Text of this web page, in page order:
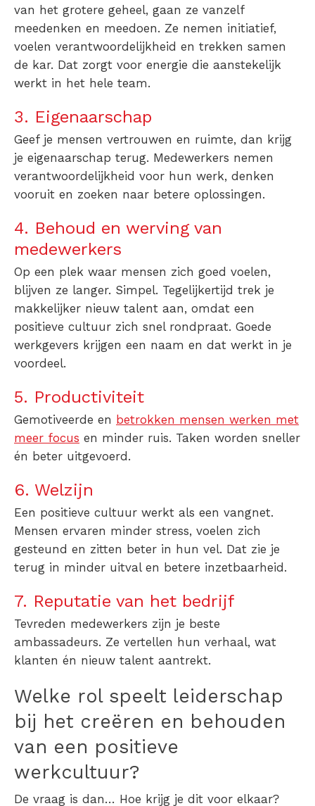
van het grotere geheel, gaan ze vanzelf
meedenken en meedoen. Ze nemen initiatief,
voelen verantwoordelijkheid en trekken samen
de kar. Dat zorgt voor energie die aanstekelijk
werkt in het hele team.
3. Eigenaarschap
Geef je mensen vertrouwen en ruimte, dan krijg
je eigenaarschap terug. Medewerkers nemen
verantwoordelijkheid voor hun werk, denken
vooruit en zoeken naar betere oplossingen.
4. Behoud en werving van
medewerkers
Op een plek waar mensen zich goed voelen,
blijven ze langer. Simpel. Tegelijkertijd trek je
makkelijker nieuw talent aan, omdat een
positieve cultuur zich snel rondpraat. Goede
werkgevers krijgen een naam en dat werkt in je
voordeel.
5. Productiviteit
Gemotiveerde en betrokken mensen werken met
meer focus en minder ruis. Taken worden sneller
én beter uitgevoerd.
6. Welzijn
Een positieve cultuur werkt als een vangnet.
Mensen ervaren minder stress, voelen zich
gesteund en zitten beter in hun vel. Dat zie je
terug in minder uitval en betere inzetbaarheid.
7. Reputatie van het bedrijf
Tevreden medewerkers zijn je beste
ambassadeurs. Ze vertellen hun verhaal, wat
klanten én nieuw talent aantrekt.
Welke rol speelt leiderschap
bij het creëren en behouden
van een positieve
werkcultuur?
De vraag is dan… Hoe krijg je dit voor elkaar?